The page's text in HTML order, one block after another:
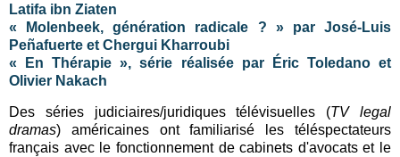
Latifa ibn Ziaten
« Molenbeek, génération radicale ? » par José-Luis
Peñafuerte et Chergui Kharroubi
« En Thérapie », série réalisée par Éric Toledano et
Olivier Nakach
Des séries judiciaires/juridiques télévisuelles (TV legal
dramas) américaines ont familiarisé les téléspectateurs
français avec le fonctionnement de cabinets d'avocats et le